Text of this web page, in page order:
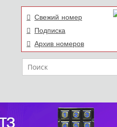
Свежий номер
Подписка
Архив номеров
Поиск